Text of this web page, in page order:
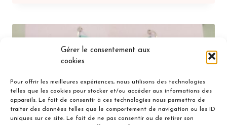
Gérer le consentement aux
cookies
Pour offrir les meilleures expériences, nous utilisons des technologies
telles que les cookies pour stocker et/ou accéder aux informations des
appareils. Le fait de consentir à ces technologies nous permettra de
traiter des données telles que le comportement de navigation ou les ID
uniques sur ce site. Le fait de ne pas consentir ou de retirer son